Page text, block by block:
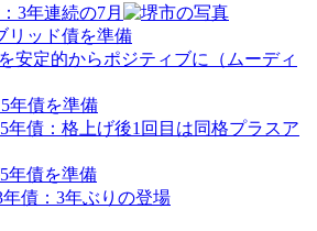
3年連続の7月
リッド債を準備
安定的からポジティブに（ムーディ
年債を準備
年債：格上げ後1回目は同格プラスア
年債を準備
債：3年ぶりの登場